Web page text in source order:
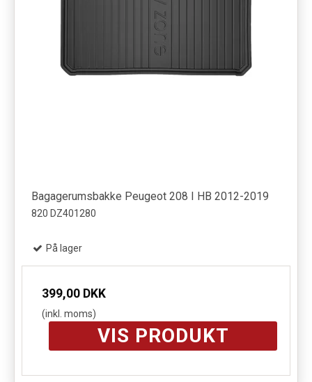
Bagagerumsbakke Peugeot 208 I HB 2012-2019
820 DZ401280
På lager
399,00 DKK
(inkl. moms)
VIS PRODUKT